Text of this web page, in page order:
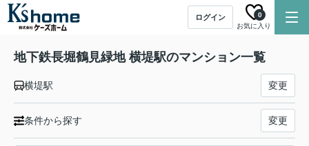
ログイン
お気に入り
0
地下鉄長堀鶴見緑地 横堤駅のマンション一覧
横堤駅 変更
条件から探す 変更